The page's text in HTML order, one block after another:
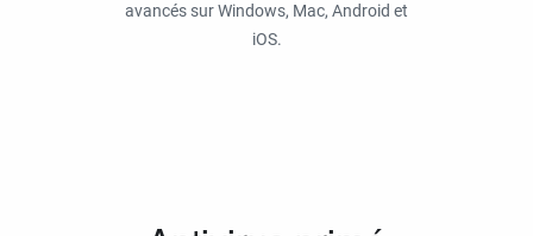
avancés sur Windows, Mac, Android et
iOS.